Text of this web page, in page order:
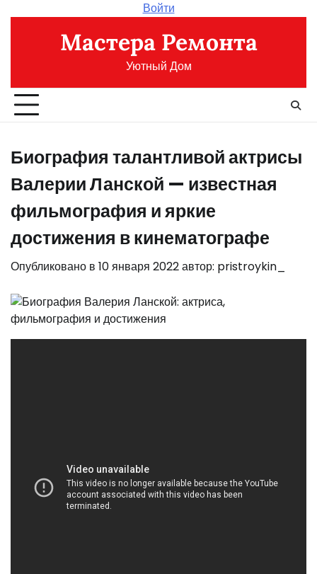
содержимому
Войти
Мастера Ремонта
Уютный Дом
Биография талантливой актрисы
Валерии Ланской — известная
фильмография и яркие
достижения в кинематографе
Опубликовано в 10 января 2022автор: pristroykin_